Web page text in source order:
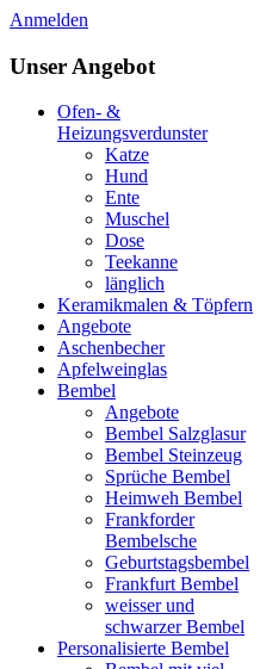
Anmelden
Unser Angebot
Ofen- &
Heizungsverdunster
Katze
Hund
Ente
Muschel
Dose
Teekanne
länglich
Keramikmalen & Töpfern
Angebote
Aschenbecher
Apfelweinglas
Bembel
Angebote
Bembel Salzglasur
Bembel Steinzeug
Sprüche Bembel
Heimweh Bembel
Frankforder
Bembelsche
Geburtstagsbembel
Frankfurt Bembel
weisser und
schwarzer Bembel
Personalisierte Bembel